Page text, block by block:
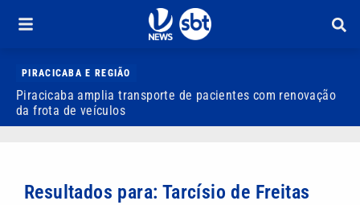
PIRACICABA E REGIÃO
Piracicaba amplia transporte de pacientes com renovação
da frota de veículos
Resultados para: Tarcísio de Freitas